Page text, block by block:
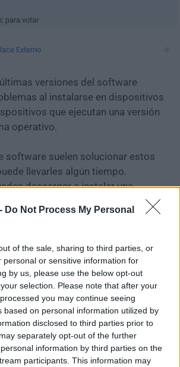
Do Not Process My Personal
of the sale, sharing to third parties, or
personal or sensitive information for
by us, please use the below opt-out
selection. Please note that after your
you may continue seeing
based on personal information utilized by
disclosed to third parties prior to
separately opt-out of the further
information by third parties on the
participants. This information may
para votar
Externo
versiones del software
al instalarse en dispositivos
que ejecutan una versión
operativo.
software suelen solucionar estos
llevarles algún tiempo.
descargar e instalar una
o leer nuestra reseña,
aquí .
antiguas distribuidas en nuestro
libres de virus y están
descarga sin costo alguno.
de ti